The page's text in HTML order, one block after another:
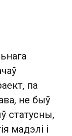
па
не быў
статусны,
мадэлі і